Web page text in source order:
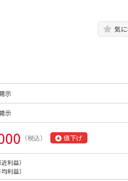
気に
示
示
（税込） 値下げ
近利益）
均利益）